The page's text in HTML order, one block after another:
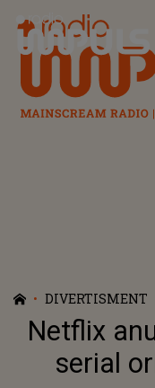
Radio Impuls
DIVERTISMENT
Netflix
serial